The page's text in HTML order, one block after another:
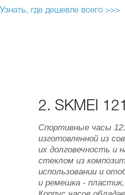
Узнать, где дешевле всего >>>
2. SKMEI
Спортивные часы
изготовленной из
их долговечность и
стеклом из
использовании и
и ремешка -